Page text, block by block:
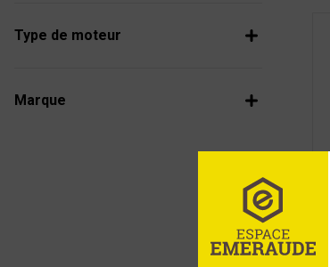
Type de moteur
Marque